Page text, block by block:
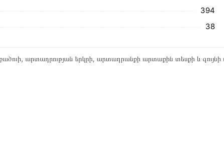
394
38
արտադրության երկրի, արտադրանքի արտաքին տեսքի և